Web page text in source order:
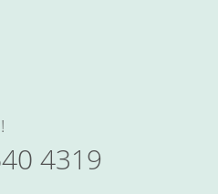
4319